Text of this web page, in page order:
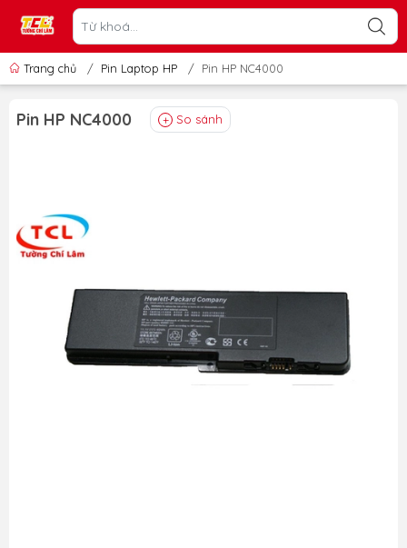
Trang chủ / Pin Laptop HP / Pin HP NC4000
Pin HP NC4000 So sánh